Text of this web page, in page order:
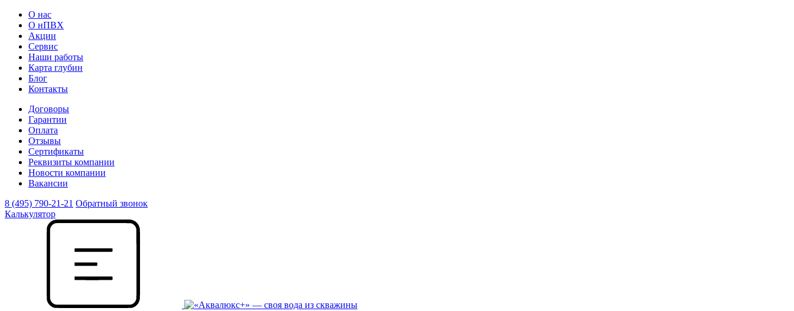
О нас
О нПВХ
Акции
Сервис
Наши работы
Карта глубин
Блог
Контакты
Договоры
Гарантии
Оплата
Отзывы
Сертификаты
Реквизиты компании
Новости компании
Вакансии
8 (495) 790-21-21 Обратный звонок
Калькулятор